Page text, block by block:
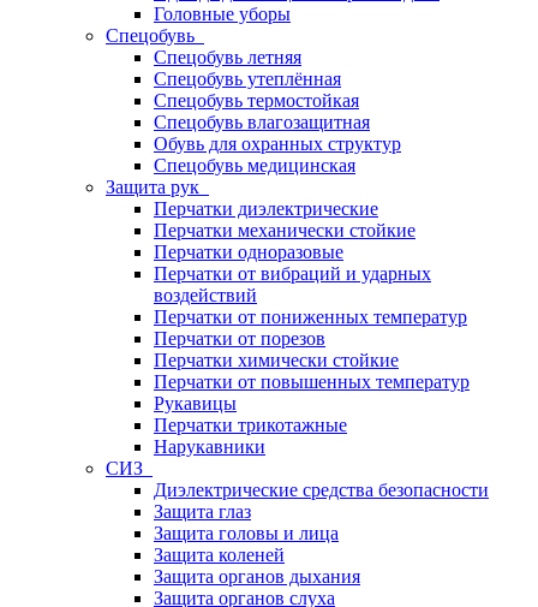
Головные уборы
Спецобувь
Спецобувь летняя
Спецобувь утеплённая
Спецобувь термостойкая
Спецобувь влагозащитная
Обувь для охранных структур
Спецобувь медицинская
Защита рук
Перчатки диэлектрические
Перчатки механически стойкие
Перчатки одноразовые
Перчатки от вибраций и ударных
воздействий
Перчатки от пониженных температур
Перчатки от порезов
Перчатки химически стойкие
Перчатки от повышенных температур
Рукавицы
Перчатки трикотажные
Нарукавники
СИЗ
Диэлектрические средства безопасности
Защита глаз
Защита головы и лица
Защита коленей
Защита органов дыхания
Защита органов слуха